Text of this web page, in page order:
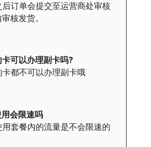
订单会提交至运营商处审核
核发货。
卡可以办理副卡吗?
都不可以办理副卡哦
用会限速吗
套餐内的流量是不会限速的